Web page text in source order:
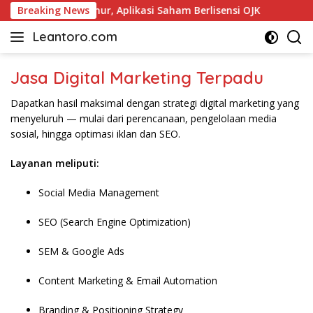
Skip
to
content
Breaking News
Pilihan di Makmur, Aplikasi Saham Berlisensi OJK
Leantoro.com
Jasa
Artikel,
Copywriting,
dan
Digital
Marketing
Ciptakan
Membangun
Jasa Digital Marketing Terpadu
Dapatkan hasil maksimal dengan strategi digital marketing yang
menyeluruh — mulai dari perencanaan, pengelolaan media
sosial, hingga optimasi iklan dan SEO.
Layanan meliputi:
Social Media Management
SEO (Search Engine Optimization)
SEM & Google Ads
Content Marketing & Email Automation
Branding & Positioning Strategy